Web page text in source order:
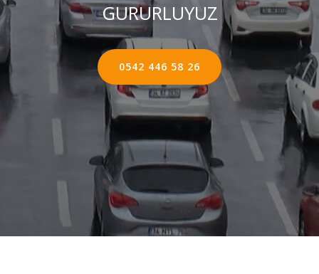
GURURLUYUZ
0542 446 58 26